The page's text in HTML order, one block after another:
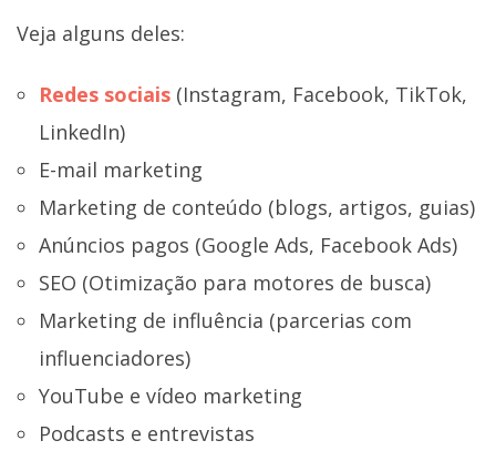
Veja alguns deles:
Redes sociais (Instagram, Facebook, TikTok,
LinkedIn)
E-mail marketing
Marketing de conteúdo (blogs, artigos, guias)
Anúncios pagos (Google Ads, Facebook Ads)
SEO (Otimização para motores de busca)
Marketing de influência (parcerias com
influenciadores)
YouTube e vídeo marketing
Podcasts e entrevistas